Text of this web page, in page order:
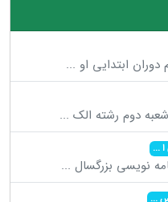
ابتدایی او ...
دوم رشته الک ...
...
نویسی بزرگسال ...
...